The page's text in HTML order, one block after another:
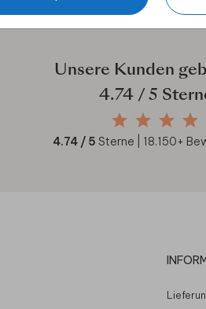
Unsere Kunden
4.74/ 5
4.74 / 5 Sterne | 18.150+